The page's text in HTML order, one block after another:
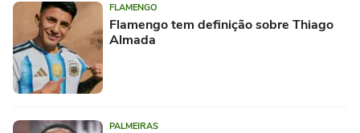
FLAMENGO
Flamengo tem definição sobre Thiago
Almada
PALMEIRAS